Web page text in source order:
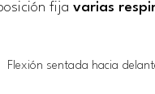
fija varias
Flexión sentada hacia